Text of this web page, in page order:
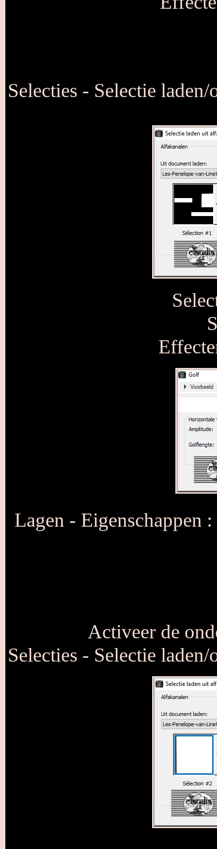
Selecties - Selectie
Lagen - Eigenschappen
Activeer de
Selecties - Selectie